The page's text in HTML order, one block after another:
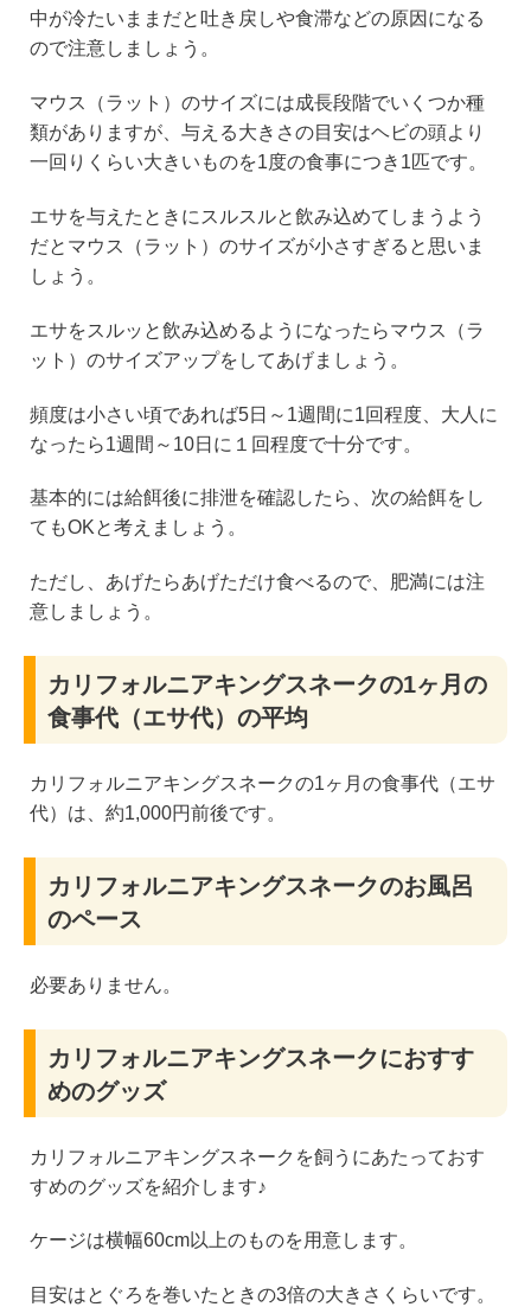
中が冷たいままだと吐き戻しや食滞などの原因になる
ので注意しましょう。
マウス（ラット）のサイズには成長段階でいくつか種
類がありますが、与える大きさの目安はヘビの頭より
一回りくらい大きいものを1度の食事につき1匹です。
エサを与えたときにスルスルと飲み込めてしまうよう
だとマウス（ラット）のサイズが小さすぎると思いま
しょう。
エサをスルッと飲み込めるようになったらマウス（ラ
ット）のサイズアップをしてあげましょう。
頻度は小さい頃であれば5日～1週間に1回程度、大人に
なったら1週間～10日に１回程度で十分です。
基本的には給餌後に排泄を確認したら、次の給餌をし
てもOKと考えましょう。
ただし、あげたらあげただけ食べるので、肥満には注
意しましょう。
カリフォルニアキングスネークの1ヶ月の
食事代（エサ代）の平均
カリフォルニアキングスネークの1ヶ月の食事代（エサ
代）は、約1,000円前後です。
カリフォルニアキングスネークのお風呂
のペース
必要ありません。
カリフォルニアキングスネークにおすす
めのグッズ
カリフォルニアキングスネークを飼うにあたっておす
すめのグッズを紹介します♪
ケージは横幅60cm以上のものを用意します。
目安はとぐろを巻いたときの3倍の大きさくらいです。